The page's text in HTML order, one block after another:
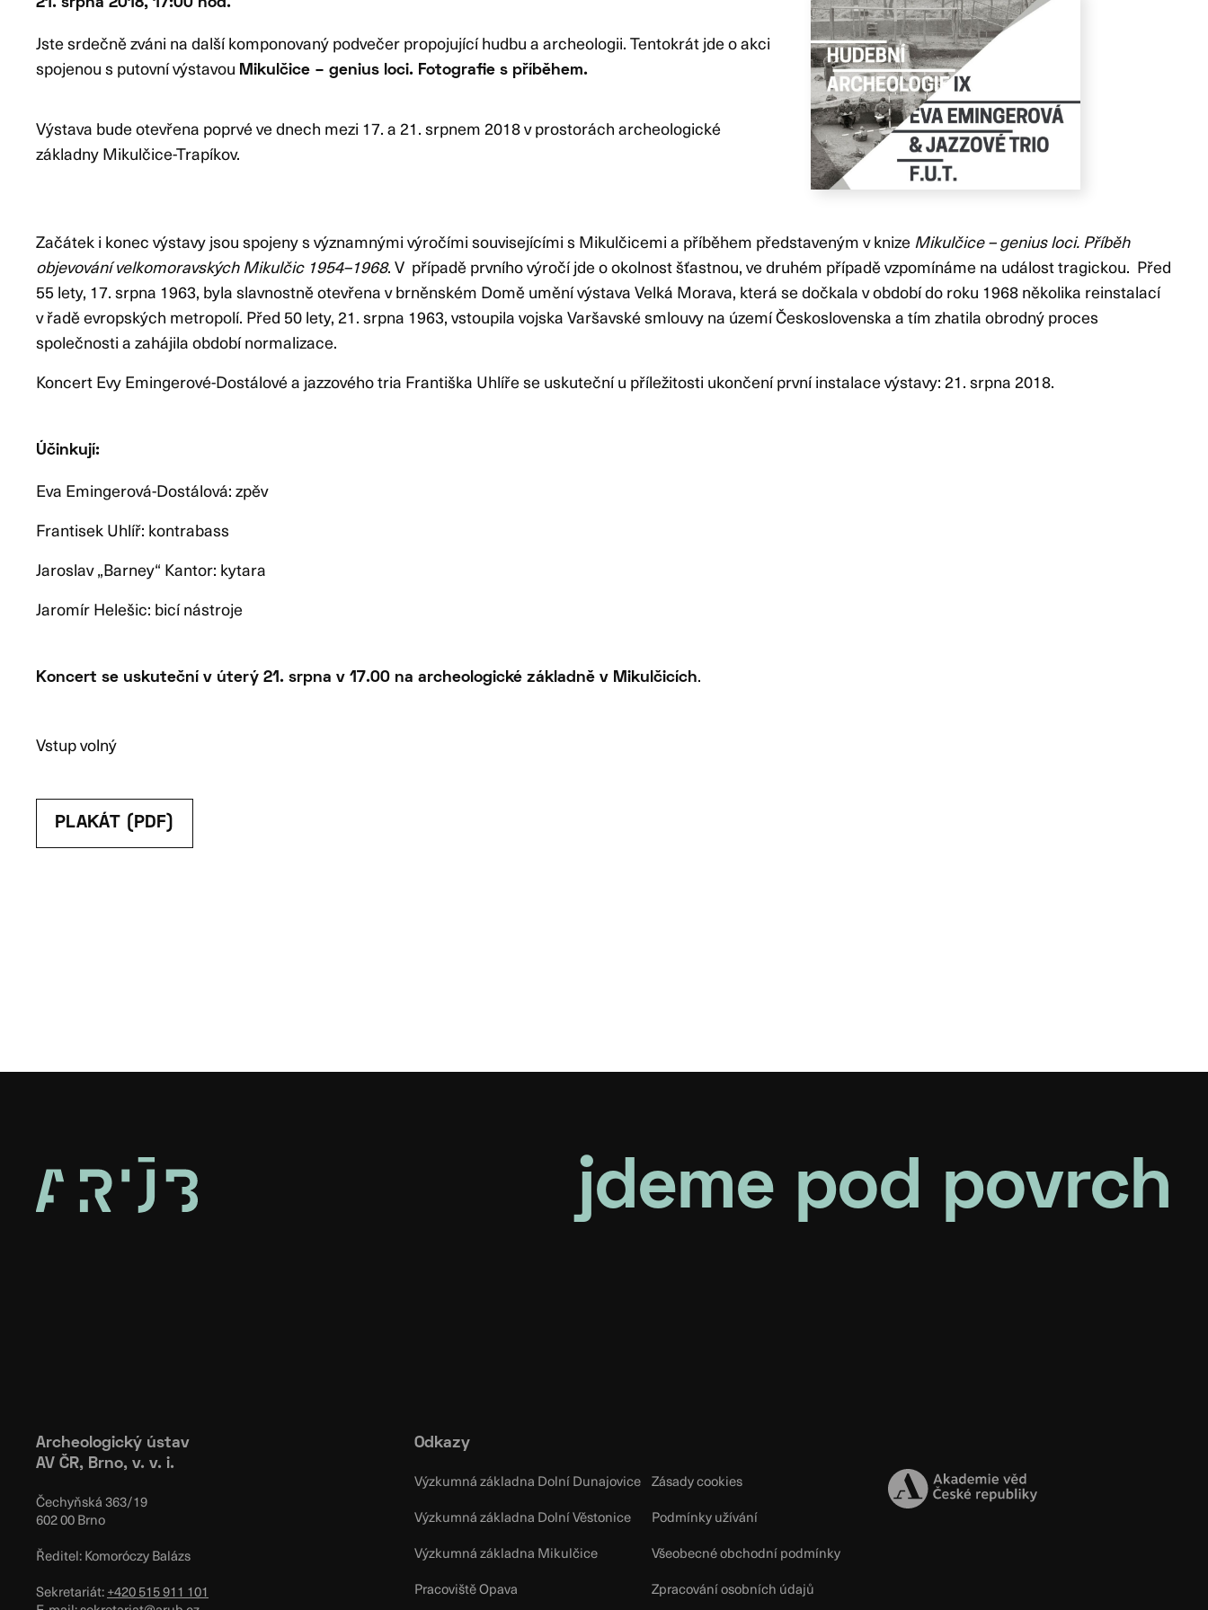
21. srpna 2018, 17:00 hod.
Jste srdečně zváni na další komponovaný podvečer propojující hudbu a archeologii. Tentokrát jde o akci
spojenou s putovní výstavou Mikulčice – genius loci. Fotografie s příběhem.
Výstava bude otevřena poprvé ve dnech mezi 17. a 21. srpnem 2018 v prostorách archeologické
základny Mikulčice-Trapíkov.
Začátek i konec výstavy jsou spojeny s významnými výročími souvisejícími s Mikulčicemi a příběhem představeným v knizeMikulčice – genius loci. Příběh
objevování velkomoravských Mikulčic 1954–1968. V případě prvního výročí jde o okolnost šťastnou, ve druhém případě vzpomínáme na událost tragickou. Před
55 lety, 17. srpna 1963, byla slavnostně otevřena v brněnském Domě umění výstava Velká Morava, která se dočkala v období do roku 1968 několika reinstalací
v řadě evropských metropolí. Před 50 lety, 21. srpna 1963, vstoupila vojska Varšavské smlouvy na území Československa a tím zhatila obrodný proces
společnosti a zahájila období normalizace.
Koncert Evy Emingerové-Dostálové a jazzového tria Františka Uhlíře se uskuteční u příležitosti ukončení první instalace výstavy: 21. srpna 2018.
Účinkují:
Eva Emingerová-Dostálová: zpěv
Frantisek Uhlíř: kontrabass
Jaroslav „Barney“ Kantor: kytara
Jaromír Helešic: bicí nástroje
Koncert se uskuteční v úterý 21. srpna v 17.00 na archeologické základně v Mikulčicích.
Vstup volný
PLAKÁT (PDF)
jdeme pod povrch
Archeologický ústav
AV ČR, Brno, v. v. i.
Čechyňská 363/19
602 00 Brno
Ředitel: Komoróczy Balázs
Sekretariát:+420 515 911 101
Odkazy
Výzkumná základna Dolní Dunajovice
Výzkumná základna Dolní Věstonice
Výzkumná základna Mikulčice
Pracoviště Opava
Zásady cookies
Podmínky užívání
Všeobecné obchodní podmínky
Zpracování osobních údajů